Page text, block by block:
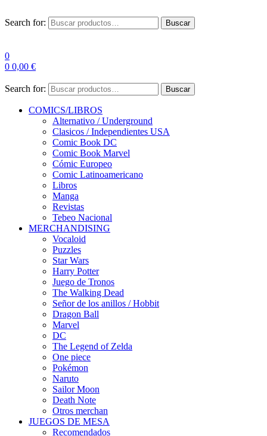
Search for: Buscar
0
0 0,00 €
Search for: Buscar
COMICS/LIBROS
Alternativo / Underground
Clasicos / Independientes USA
Comic Book DC
Comic Book Marvel
Cómic Europeo
Comic Latinoamericano
Libros
Manga
Revistas
Tebeo Nacional
MERCHANDISING
Vocaloid
Puzzles
Star Wars
Harry Potter
Juego de Tronos
The Walking Dead
Señor de los anillos / Hobbit
Dragon Ball
Marvel
DC
The Legend of Zelda
One piece
Pokémon
Naruto
Sailor Moon
Death Note
Otros merchan
JUEGOS DE MESA
Recomendados